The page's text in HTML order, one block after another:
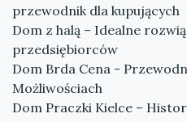
przewodnik dla kupujących
Dom z halą – Idealne
przedsiębiorców
Dom Brda Cena -
Możliwościach
Dom Praczki Kielce –